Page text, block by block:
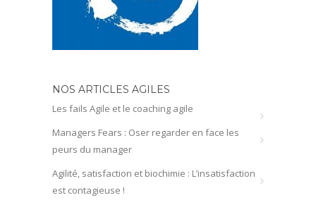
NOS ARTICLES AGILES
Les fails Agile et le coaching agile
Managers Fears : Oser regarder en face les
peurs du manager
Agilité, satisfaction et biochimie : L’insatisfaction
est contagieuse !